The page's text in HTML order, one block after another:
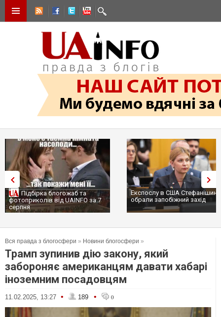
Підбірка блогожаб та
фотоприколів від UAINFO за 7
серпня
Експослу в США
обрали запобіжний захід
Вся правда з блогосфери » Новини блогосфери »
Трамп зупинив дію закону, який
забороняє американцям давати хабарі
іноземним посадовцям
11.02.2025, 13:27 • 189 • 0